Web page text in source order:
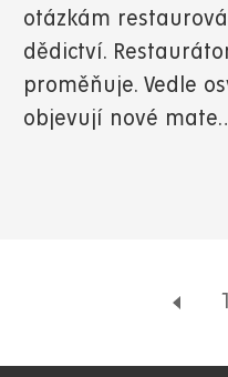
otázkám
dědictví.
proměňuje. Vedle
objevují nové
1